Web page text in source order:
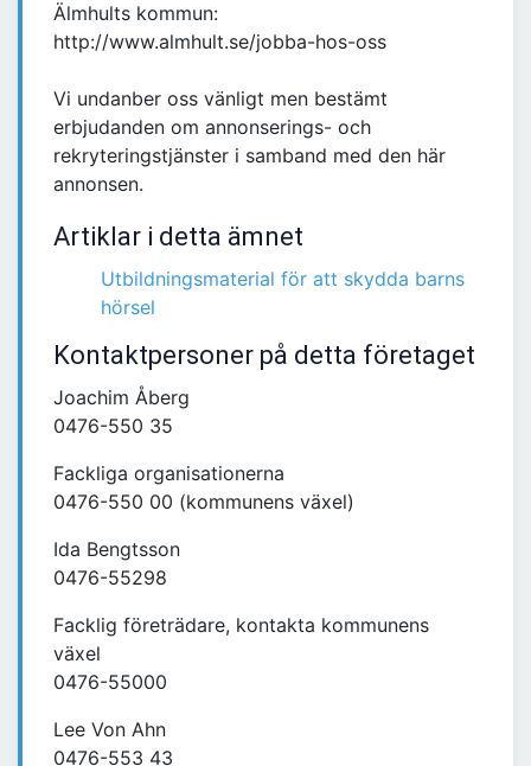
Älmhults kommun:
http://www.almhult.se/jobba-hos-oss
Vi undanber oss vänligt men bestämt
erbjudanden om annonserings- och
rekryteringstjänster i samband med den här
annonsen.
Artiklar i detta ämnet
Utbildningsmaterial för att skydda barns
hörsel
Kontaktpersoner på detta företaget
Joachim Åberg
0476-550 35
Fackliga organisationerna
0476-550 00 (kommunens växel)
Ida Bengtsson
0476-55298
Facklig företrädare, kontakta kommunens
växel
0476-55000
Lee Von Ahn
0476-553 43